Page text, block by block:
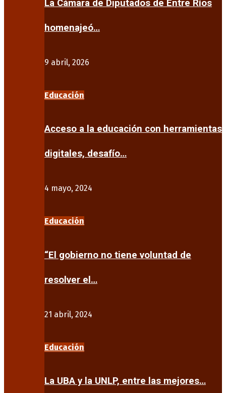
La Cámara de Diputados de Entre Ríos
homenajeó…
9 abril, 2026
Educación
Acceso a la educación con herramientas
digitales, desafío…
4 mayo, 2024
Educación
“El gobierno no tiene voluntad de
resolver el…
21 abril, 2024
Educación
La UBA y la UNLP, entre las mejores…